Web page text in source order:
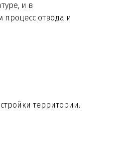
и в
отвода и
территории.